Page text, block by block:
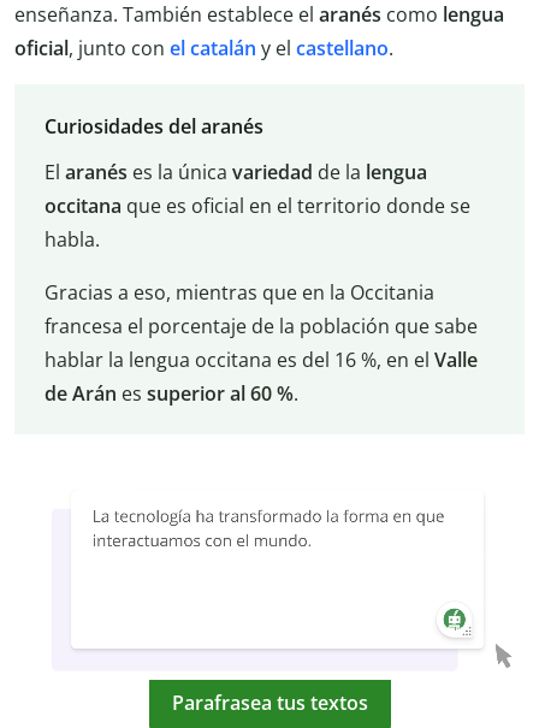
enseñanza. También establece el aranés como lengua
oficial, junto con el catalán y el castellano.
Curiosidades del aranés
El aranés es la única variedad de la lengua
occitana que es oficial en el territorio donde se
habla.
Gracias a eso, mientras que en la Occitania
francesa el porcentaje de la población que sabe
hablar la lengua occitana es del 16 %, en el Valle
de Arán es superior al 60 %.
Parafrasea tus textos